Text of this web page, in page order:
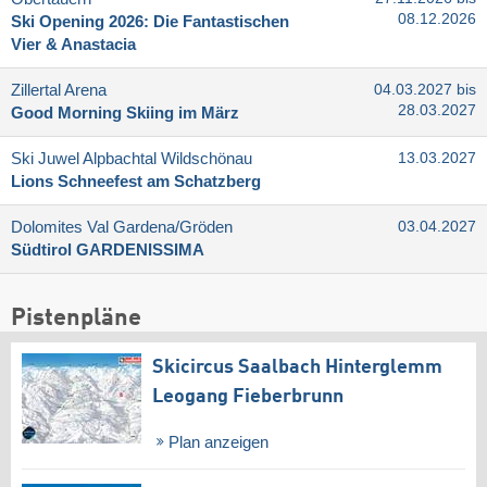
Ski Opening 2026: Die Fantastischen
Vier & Anastacia
08.12.2026
Zillertal Arena
Good Morning Skiing im März
04.03.2027 bis
28.03.2027
Ski Juwel Alpbachtal Wildschönau
Lions Schneefest am Schatzberg
13.03.2027
Dolomites Val Gardena/​Gröden
Südtirol GARDENISSIMA
03.04.2027
Pistenpläne
Skicircus Saalbach Hinterglemm
Leogang Fieberbrunn
Plan anzeigen